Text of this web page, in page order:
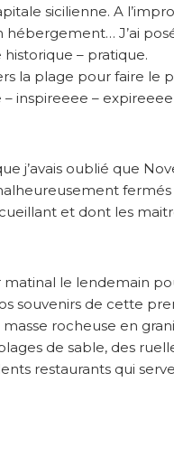
sicilienne. A
hébergement… J’ai
– pratique.
la plage pour faire le
inspireeee –
j’avais oublié que
fermés
et dont les
matinal le lendemain
souvenirs de cette
rocheuse en
de sable, des
restaurants qui